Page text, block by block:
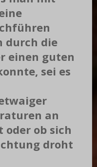
durch die
einen guten
sei es
an
ob sich
droht